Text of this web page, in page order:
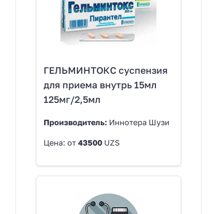
ГЕЛЬМИНТОКС суспензия
для приема внутрь 15мл
125мг/2,5мл
Производитель: Иннотера Шузи
Цена: от 43500 UZS